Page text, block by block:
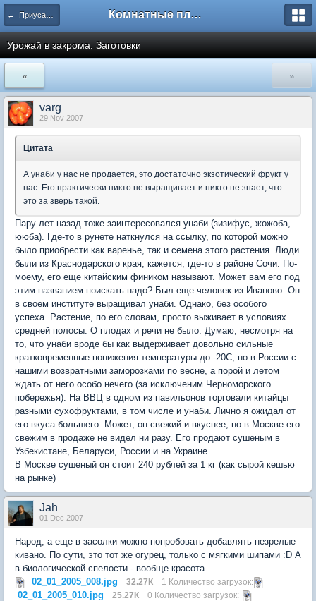
← Приусадебный сад Комнатные плодовые экзоты
Урожай в закрома. Заготовки
« »
varg
29 Nov 2007
Цитата
А унаби у нас не продается, это достаточно экзотический фрукт у
нас. Его практически никто не выращивает и никто не знает, что
это за зверь такой.
Пару лет назад тоже заинтересовался унаби (зизифус, жожоба,
ююба). Где-то в рунете наткнулся на ссылку, по которой можно
было приобрести как варенье, так и семена этого растения. Люди
были из Краснодарского края, кажется, где-то в районе Сочи. По-
моему, его еще китайским фиником называют. Может вам его под
этим названием поискать надо? Был еще человек из Иваново. Он
в своем институте выращивал унаби. Однако, без особого
успеха. Растение, по его словам, просто выживает в условиях
средней полосы. О плодах и речи не было. Думаю, несмотря на
то, что унаби вроде бы как выдерживает довольно сильные
кратковременные понижения температуры до -20С, но в России с
нашими возвратными заморозками по весне, а порой и летом
ждать от него особо нечего (за исключеним Черноморского
побережья). На ВВЦ в одном из павильонов торговали китайцы
разными сухофруктами, в том числе и унаби. Лично я ожидал от
его вкуса большего. Может, он свежий и вкуснее, но в Москве его
свежим в продаже не видел ни разу. Его продают сушеным в
Узбекистане, Беларуси, России и на Украине
В Москве сушеный он стоит 240 рублей за 1 кг (как сырой кешью
на рынке)
Jah
01 Dec 2007
Народ, а еще в засолки можно попробовать добавлять незрелые
кивано. По сути, это тот же огурец, только с мягкими шипами :D А
в биологической спелости - вообще красота.
02_01_2005_008.jpg
32.27К 1 Количество загрузок:
02_01_2005_010.jpg 25.27К 0 Количество загрузок: